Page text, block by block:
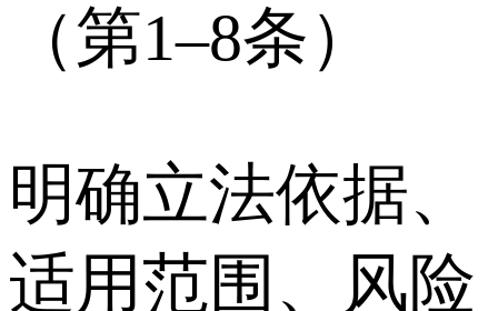
（第1–8条）
明确立法依据、
适用范围、风险